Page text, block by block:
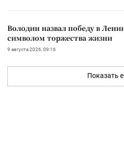
Володин назвал победу в
символом торжества жизни
9 августа 2026, 09:16
Показать